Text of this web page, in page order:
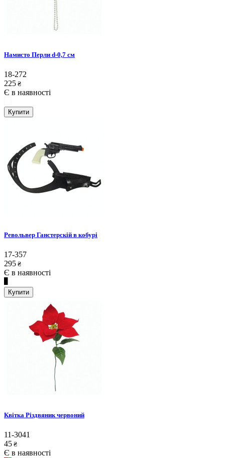
Намисто Перли d-0,7 см
18-272
225 ₴
Є в наявності
Купити
Револьвер Ганстерскій в кобурі
17-357
295 ₴
Є в наявності
Купити
Квітка Різдвяник червоний
11-3041
45 ₴
Є в наявності